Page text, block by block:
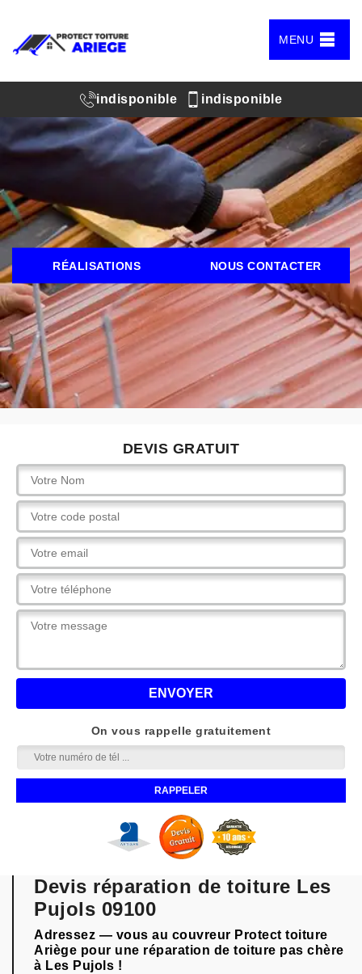
MENU
indisponible indisponible
RÉALISATIONS NOUS CONTACTER
DEVIS GRATUIT
On vous rappelle gratuitement
Devis réparation de toiture Les
Pujols 09100
Adressez — vous au couvreur Protect toiture
Ariège pour une réparation de toiture pas chère
à Les Pujols !